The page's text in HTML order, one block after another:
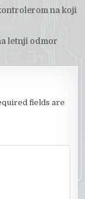
na koji
letnji odmor
fields are